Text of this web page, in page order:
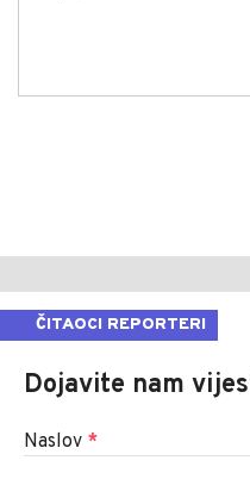
ČITAOCI REPORTERI
Dojavite nam
Naslov *